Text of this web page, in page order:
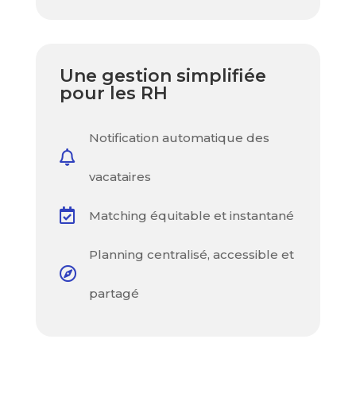
Une gestion simplifiée
pour les RH

Notification automatique des
vacataires
 Matching équitable et instantané

Planning centralisé, accessible et
partagé